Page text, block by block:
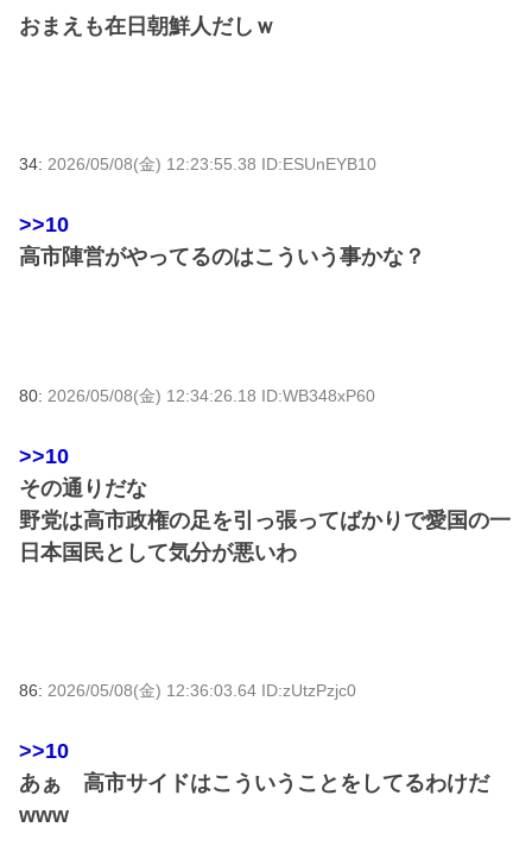
おまえも在日朝鮮人だしｗ
34: 2026/05/08(金) 12:23:55.38 ID:ESUnEYB10
>>10
高市陣営がやってるのはこういう事かな？
80: 2026/05/08(金) 12:34:26.18 ID:WB348xP60
>>10
その通りだな
野党は高市政権の足を引っ張ってばかりで愛国の一
日本国民として気分が悪いわ
86: 2026/05/08(金) 12:36:03.64 ID:zUtzPzjc0
>>10
あぁ 高市サイドはこういうことをしてるわけだ
www